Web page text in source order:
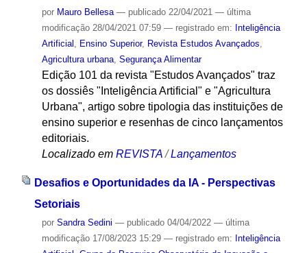
por Mauro Bellesa — publicado22/04/2021 — última
modificação28/04/2021 07:59 — registrado em: Inteligência
Artificial
Ensino Superior, Revista Estudos Avançados
Agricultura urbana, Segurança Alimentar
Edição 101 da revista "Estudos Avançados" traz
os dossiês "Inteligência Artificial" e "Agricultura
Urbana", artigo sobre tipologia das instituições de
ensino superior e resenhas de cinco lançamentos
editoriais.
Localizado em REVISTA /Lançamentos
Desafios e Oportunidades da IA - Perspectivas
Setoriais
por Sandra Sedini — publicado04/04/2022 — última
modificação17/08/2023 15:29 — registrado em: Inteligência